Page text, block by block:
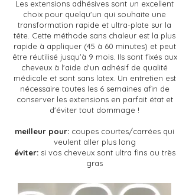
Les extensions adhésives sont un excellent
choix pour quelqu'un qui souhaite une
transformation rapide et ultra-plate sur la
tête. Cette méthode sans chaleur est la plus
rapide à appliquer (45 à 60 minutes) et peut
être réutilisé jusqu'à 9 mois. Ils sont fixés aux
cheveux à l'aide d'un adhésif de qualité
médicale et sont sans latex. Un entretien est
nécessaire toutes les 6 semaines afin de
conserver les extensions en parfait état et
d'éviter tout dommage !
meilleur pour: coupes courtes/carrées qui
veulent aller plus long
éviter:si vos cheveux sont ultra fins ou très
gras